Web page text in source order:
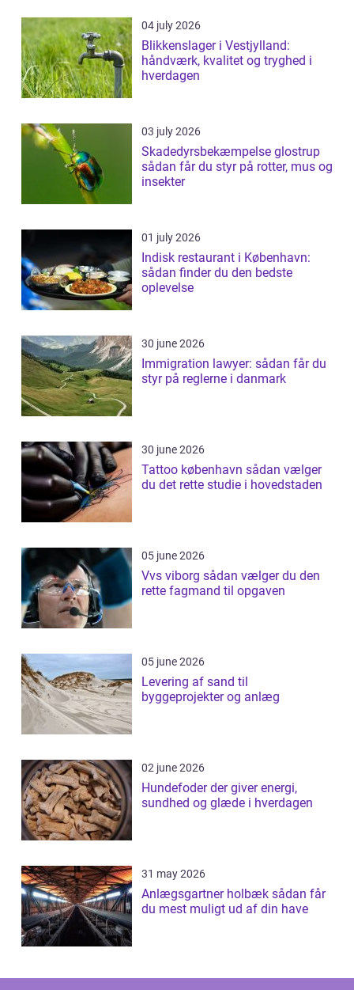
04 july 2026
Blikkenslager i Vestjylland:
håndværk, kvalitet og tryghed i
hverdagen
03 july 2026
Skadedyrsbekæmpelse glostrup
sådan får du styr på rotter, mus og
insekter
01 july 2026
Indisk restaurant i København:
sådan finder du den bedste
oplevelse
30 june 2026
Immigration lawyer: sådan får du
styr på reglerne i danmark
30 june 2026
Tattoo københavn sådan vælger
du det rette studie i hovedstaden
05 june 2026
Vvs viborg sådan vælger du den
rette fagmand til opgaven
05 june 2026
Levering af sand til
byggeprojekter og anlæg
02 june 2026
Hundefoder der giver energi,
sundhed og glæde i hverdagen
31 may 2026
Anlægsgartner holbæk sådan får
du mest muligt ud af din have